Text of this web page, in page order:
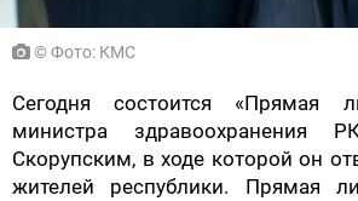
© Фото: КМС
Сегодня состоится «Прямая
министра здравоохранения
Скорупским, в ходе которой он
жителей республики. Прямая